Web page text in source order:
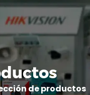
de productos